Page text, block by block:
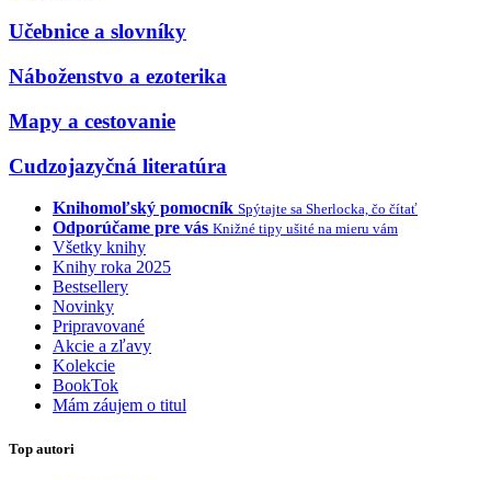
Učebnice a slovníky
Náboženstvo a ezoterika
Mapy a cestovanie
Cudzojazyčná literatúra
Knihomoľský pomocník Spýtajte sa Sherlocka, čo čítať
Odporúčame pre vás Knižné tipy ušité na mieru vám
Všetky knihy
Knihy roka 2025
Bestsellery
Novinky
Pripravované
Akcie a zľavy
Kolekcie
BookTok
Mám záujem o titul
Top autori